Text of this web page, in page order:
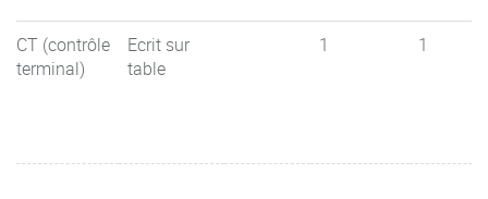
CT (contrôle
terminal)
Ecrit sur
table
1 1